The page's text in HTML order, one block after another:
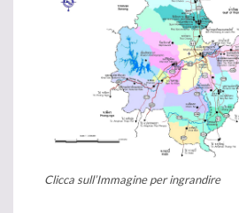
Clicca sull’Immagine per ingrandire